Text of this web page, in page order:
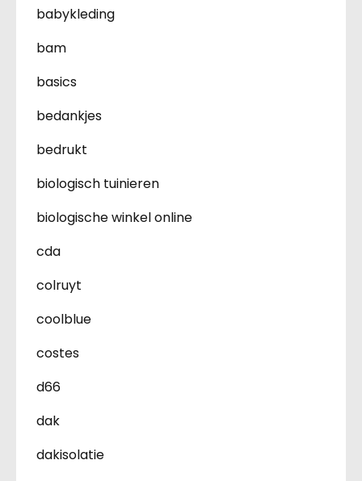
babykleding
bam
basics
bedankjes
bedrukt
biologisch tuinieren
biologische winkel online
cda
colruyt
coolblue
costes
d66
dak
dakisolatie